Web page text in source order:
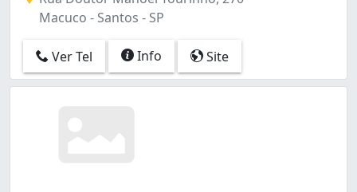
Macuco - Santos - SP
Ver Tel Info Site